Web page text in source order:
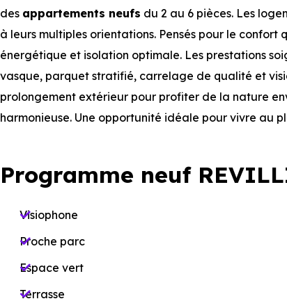
des appartements neufs du 2 au 6 pièces. Les
à leurs multiples orientations. Pensés pour le confort
énergétique et isolation optimale. Les prestations
vasque, parquet stratifié, carrelage de qualité et
prolongement extérieur pour profiter de la nature
harmonieuse. Une opportunité idéale pour vivre au
Programme neuf
Visiophone
Proche parc
Espace vert
Terrasse